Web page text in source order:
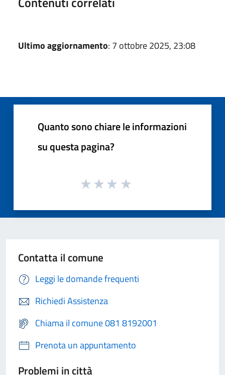
Ultimo aggiornamento: 7 ottobre 2025, 23:08
Quanto sono chiare le informazioni
su questa pagina?
Contatta il comune
Leggi le domande frequenti
Richiedi Assistenza
Chiama il comune 081 8192001
Prenota un appuntamento
Problemi in città